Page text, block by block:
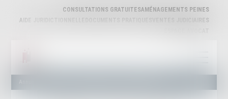
CONSULTATIONS GRATUITESAMÉNAGEMENTS PEINES
AIDE JURIDICTIONNELLE
VENTES JUDICIAIRES